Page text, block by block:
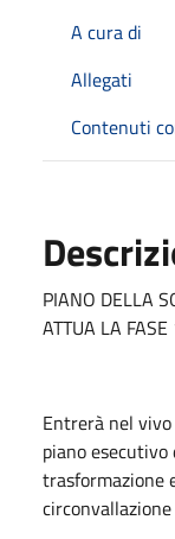
A cura di
Allegati
Contenuti
PIANO DELLA
ATTUA LA FASE
Entrerà nel
piano esecutivo
trasformazione